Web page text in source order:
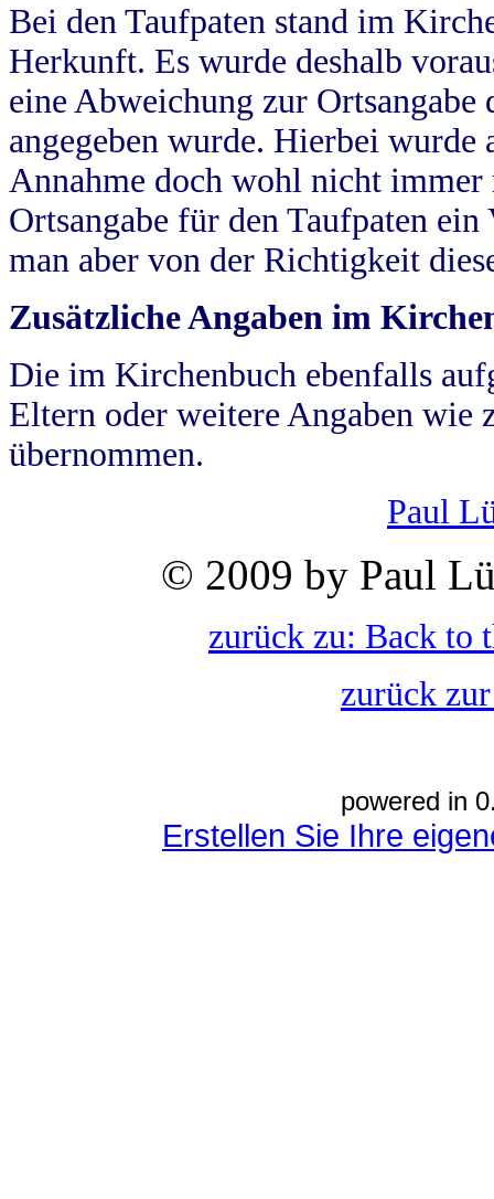
Bei den Taufpaten stand im
Herkunft. Es wurde deshalb
eine Abweichung zur
angegeben wurde. Hierbei wurde
Annahme doch wohl nicht
Ortsangabe für den Taufpaten
man aber von der Richtigkeit
Zusätzliche Angaben im
Die im Kirchenbuch ebenfalls
Eltern oder weitere Angaben wie
übernommen.
Paul
© 2009 by Paul
zurück zu: Back to
zurück
powered in
Erstellen Sie Ihre